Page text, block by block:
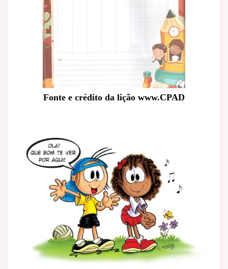
Fonte e crédito da lição www.CPAD